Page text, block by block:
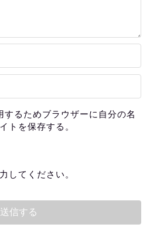
するためブラウザーに自分の名
トを保存する。
してください。